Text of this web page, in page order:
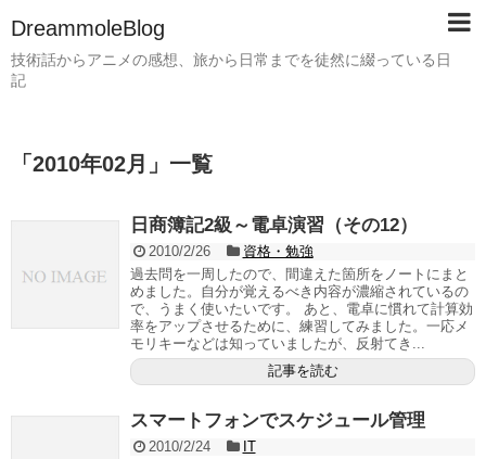
DreammoleBlog
技術話からアニメの感想、旅から日常までを徒然に綴っている日
記
「 2010年02月 」 一覧
日商簿記2級～電卓演習（その12）
2010/2/26
資格・勉強
過去問を一周したので、間違えた箇所をノートにまと
めました。自分が覚えるべき内容が濃縮されているの
で、うまく使いたいです。 あと、電卓に慣れて計算効
率をアップさせるために、練習してみました。一応メ
モリキーなどは知っていましたが、反射てき...
記事を読む
スマートフォンでスケジュール管理
2010/2/24
IT